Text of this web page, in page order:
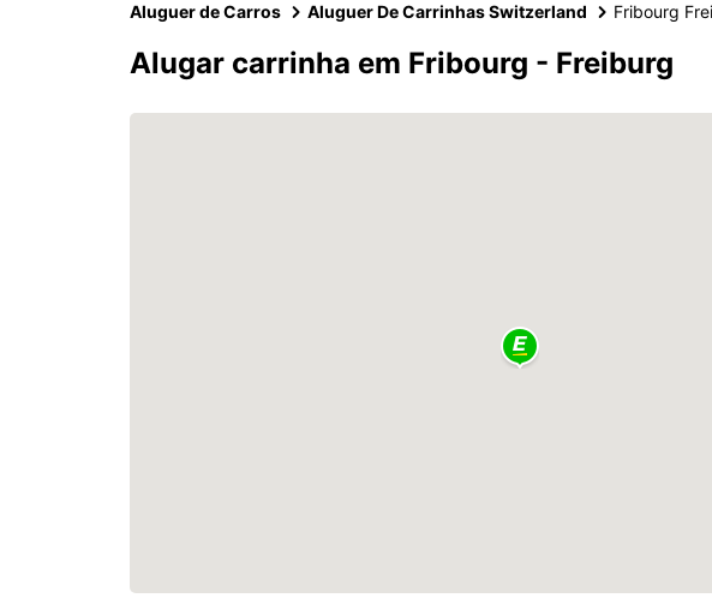
Aluguer de Carros Aluguer De Carrinhas Switzerland Fribourg
Alugar carrinha em Fribourg - Freiburg